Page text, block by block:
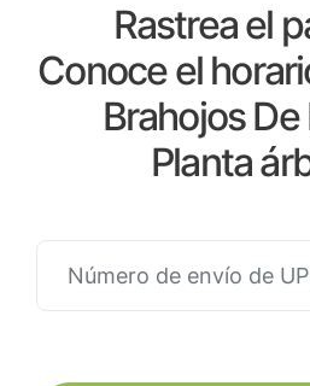
Rastrea el
Conoce el
Brahojos
Planta